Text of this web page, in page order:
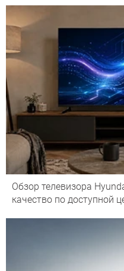
Обзор телевизора
качество по доступной